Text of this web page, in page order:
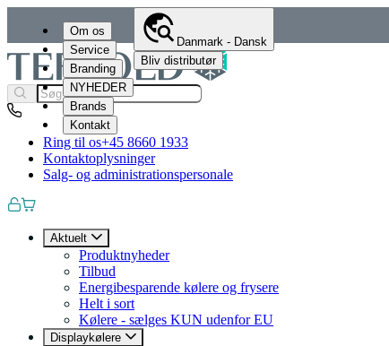
Om os
Service
Branding
NYHEDER
Brands
Kontakt
Danmark - Dansk
Bliv distributør
Ring til os+45 8660 1933
Kontaktoplysninger
Salg- og administrationspersonale
Aktuelt
Produktnyheder
Tilbud
Energibesparende kølere og frysere
Helt i sort
Kølere - sælges KUN udenfor EU
Displaykølere